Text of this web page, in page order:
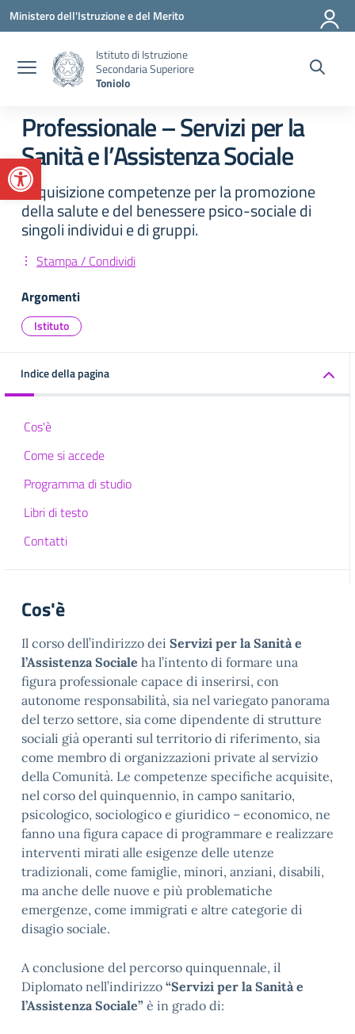
Apri la barra degli strumenti
Vai ai contenuti
Vai al menu di navigazione
Vai al footer
Ministero dell'Istruzione e del Merito
Istituto di Istruzione
Secondaria Superiore
Toniolo
Professionale – Servizi per la
Sanità e l’Assistenza Sociale
Acquisizione competenze per la promozione
della salute e del benessere psico-sociale di
singoli individui e di gruppi.
Stampa / Condividi
Argomenti
Istituto
Indice della pagina
Cos'è
Come si accede
Programma di studio
Libri di testo
Contatti
Cos'è
Il corso dell’indirizzo dei Servizi per la Sanità e
l’Assistenza Sociale ha l’intento di formare una
figura professionale capace di inserirsi, con
autonome responsabilità, sia nel variegato panorama
del terzo settore, sia come dipendente di strutture
sociali già operanti sul territorio di riferimento, sia
come membro di organizzazioni private al servizio
della Comunità. Le competenze specifiche acquisite,
nel corso del quinquennio, in campo sanitario,
psicologico, sociologico e giuridico – economico, ne
fanno una figura capace di programmare e realizzare
interventi mirati alle esigenze delle utenze
tradizionali, come famiglie, minori, anziani, disabili,
ma anche delle nuove e più problematiche
emergenze, come immigrati e altre categorie di
disagio sociale.
A conclusione del percorso quinquennale, il
Diplomato nell’indirizzo “Servizi per la Sanità e
l’Assistenza Sociale” è in grado di: